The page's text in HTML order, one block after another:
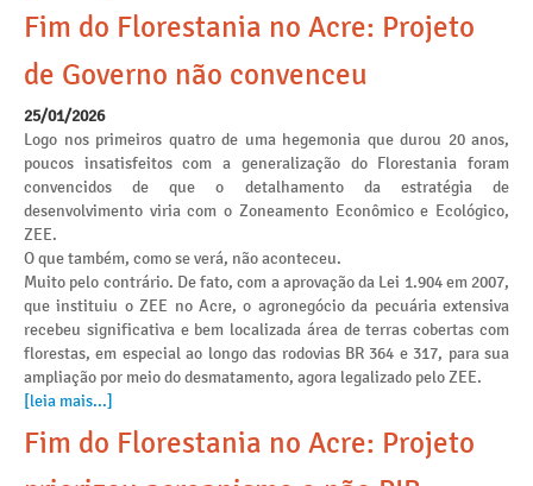
Fim do Florestania no Acre: Projeto
de Governo não convenceu
25/01/2026
Logo nos primeiros quatro de uma hegemonia que durou 20 anos,
poucos insatisfeitos com a generalização do Florestania foram
convencidos de que o detalhamento da estratégia de
desenvolvimento viria com o Zoneamento Econômico e Ecológico,
ZEE.
O que também, como se verá, não aconteceu.
Muito pelo contrário. De fato, com a aprovação da Lei 1.904 em 2007,
que instituiu o ZEE no Acre, o agronegócio da pecuária extensiva
recebeu significativa e bem localizada área de terras cobertas com
florestas, em especial ao longo das rodovias BR 364 e 317, para sua
ampliação por meio do desmatamento, agora legalizado pelo ZEE.
[leia mais...]
Fim do Florestania no Acre: Projeto